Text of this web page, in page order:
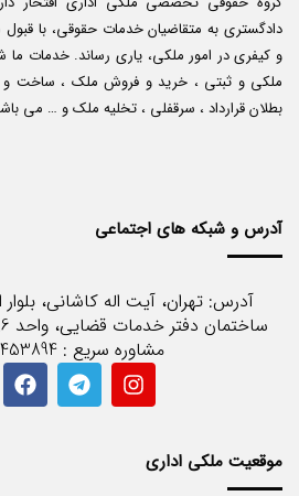
دادگستری به متقاضیان خدمات حقوقی، با
و کیفری در امور ملکی، یاری رساند. خدمات ما
ملکی و ثبتی ، خرید و فروش ملک ، ساخت و
بطلان قرارداد ، سرقفلی ، تخلیه ملک و … می
آدرس و شبکه های اجتماعی
آدرس: تهران، آیت اله کاشانی،
ساختمان دفتر خدمات قضایی، واحد 6. تلفن:02144097162
مشاوره سریع : 09125453894
موقعیت ملکی اداری